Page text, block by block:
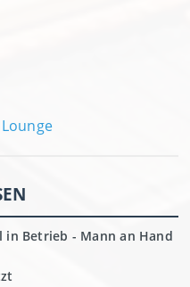
in Betrieb - Mann an Hand